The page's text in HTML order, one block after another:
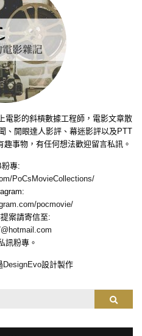
電影的斜槓數據工程師，電影文章散
、開眼達人影評、幕迷影評以及PTT
事物，有任何想法歡迎留言私訊。
粉專:
PoCsMovieCollections/
pocmovie/
案請寄信至:
訊粉專。
DesignEvo設計製作
Search